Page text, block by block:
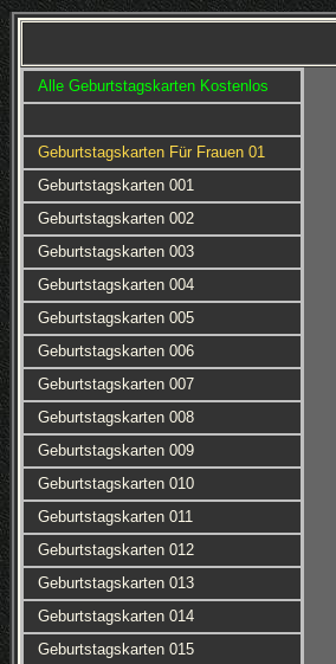
Alle Geburtstagskarten Kostenlos
Geburtstagskarten Für Frauen 01
Geburtstagskarten 001
Geburtstagskarten 002
Geburtstagskarten 003
Geburtstagskarten 004
Geburtstagskarten 005
Geburtstagskarten 006
Geburtstagskarten 007
Geburtstagskarten 008
Geburtstagskarten 009
Geburtstagskarten 010
Geburtstagskarten 011
Geburtstagskarten 012
Geburtstagskarten 013
Geburtstagskarten 014
Geburtstagskarten 015